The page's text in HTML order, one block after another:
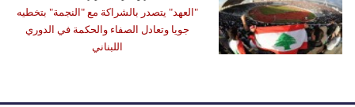
"العهد" يتصدر بالشراكة مع "النجمة" بتخطيه
جويا وتعادل الصفاء والحكمة في الدوري
اللبناني